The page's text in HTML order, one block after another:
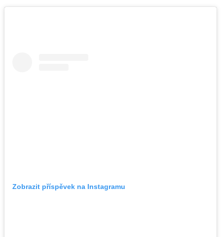
Zobrazit příspěvek na Instagramu